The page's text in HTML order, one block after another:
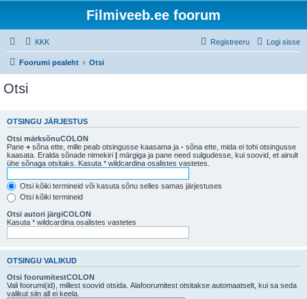
Filmiveeb.ee foorum
KKK Logi sisse
Registreeru
Foorumi pealeht Otsi
Otsi
OTSINGU JÄRJESTUS
Otsi märksõnuCOLON
Pane + sõna ette, mille peab otsingusse kaasama ja - sõna ette, mida ei tohi otsingusse
kaasata. Eralda sõnade nimekiri | märgiga ja pane need sulgudesse, kui soovid, et ainult
ühe sõnaga otsitaks. Kasuta * wildcardina osalistes vastetes.
Otsi kõiki termineid või kasuta sõnu selles samas järjestuses
Otsi kõiki termineid
Otsi autori järgiCOLON
Kasuta * wildcardina osalistes vastetes
OTSINGU VALIKUD
Otsi foorumitestCOLON
Vali foorumi(id), millest soovid otsida. Alafoorumitest otsitakse automaatselt, kui sa seda
valikut siin all ei keela.